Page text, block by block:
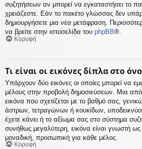
συζητήσεων αν μπορεί να εγκαταστήσει το
χρειάζεστε. Εάν το πακέτο γλώσσας δεν
δημιουργήσετε μια νέα μετάφραση.
να βρείτε στην ιστοσελίδα του phpBB®.
Κορυφή
Τι είναι οι εικόνες δίπλα στο
Υπάρχουν δύο εικόνες οι οποίες μπορεί να
μέλους στην προβολή δημοσιεύσεων. Μια από
εικόνα που σχετίζεται με το βαθμό σας,
άστρων, τετραγώνων ή κουκίδων,
έχετε κάνει ή το αξίωμα σας στο σύστημα
συνήθως μεγαλύτερη, εικόνα είναι γνωστή ως
μοναδική, προσωπική για κάθε μέλος.
Κορυφή